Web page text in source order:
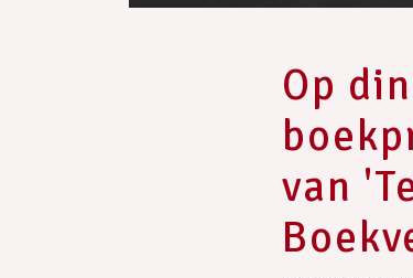
Op
van